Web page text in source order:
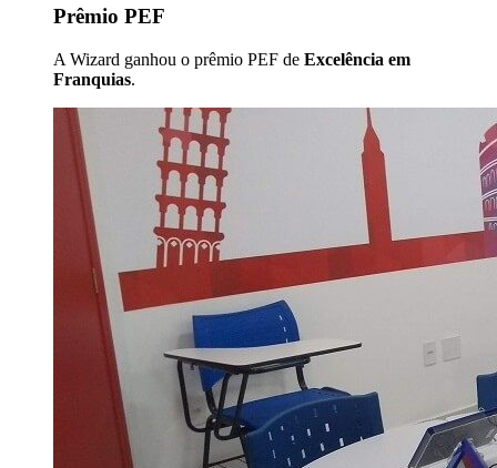
Prêmio PEF
A Wizard ganhou o prêmio PEF de Excelência em
Franquias.